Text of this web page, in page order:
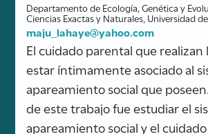
Departamento de Ecología, Genética y
Ciencias Exactas y Naturales, Universidad
maju_lahaye@yahoo.com
El cuidado parental que realizan
estar íntimamente asociado al
apareamiento social que
de este trabajo fue estudiar el
apareamiento social y el